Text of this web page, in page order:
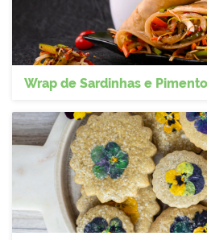
Wrap de Sardinhas e